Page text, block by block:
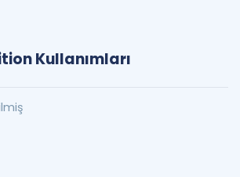
Kullanımları